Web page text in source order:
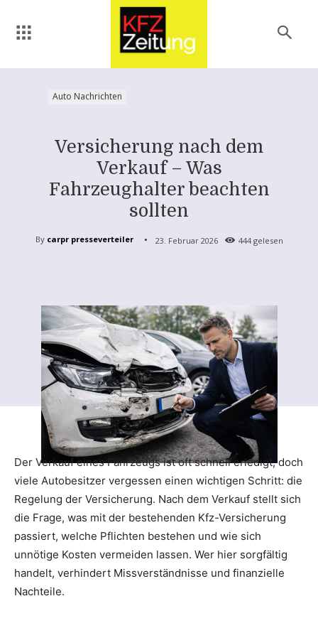
Auto Nachrichten
Versicherung nach dem
Verkauf – Was
Fahrzeughalter beachten
sollten
By carpr presseverteiler 23. Februar 2026 444gelesen
Der Verkauf eines Fahrzeugs ist oft schnell erledigt, doch
viele Autobesitzer vergessen einen wichtigen Schritt: die
Regelung der Versicherung. Nach dem Verkauf stellt sich
die Frage, was mit der bestehenden Kfz-Versicherung
passiert, welche Pflichten bestehen und wie sich
unnötige Kosten vermeiden lassen. Wer hier sorgfältig
handelt, verhindert Missverständnisse und finanzielle
Nachteile.